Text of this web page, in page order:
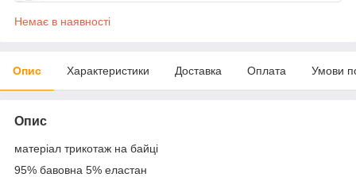
Немає в наявності
Опис Характеристики Доставка Оплата Умови
Опис
матеріал трикотаж на байці
95% бавовна 5% еластан